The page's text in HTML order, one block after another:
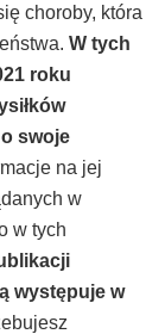
choroby, która
W tych
roku
swoje
na jej
w
w tych
występuje w